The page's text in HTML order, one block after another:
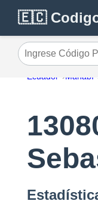
🇪🇨
Ingrese Código
Ecuador Manabí